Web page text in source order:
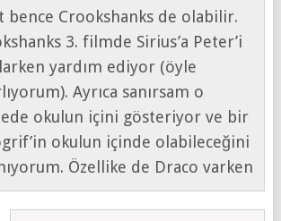
bence Crookshanks de olabilir.
3. filmde Sirius’a Peter’i
yardım ediyor (öyle
Ayrıca sanırsam o
okulun içini gösteriyor ve bir
okulun içinde olabileceğini
Özellike de Draco varken